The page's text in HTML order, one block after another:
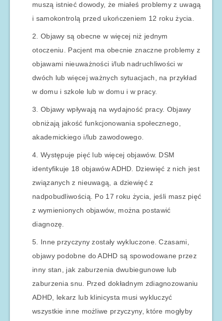
muszą istnieć dowody, że miałeś problemy z uwagą
i samokontrolą przed ukończeniem 12 roku życia.
Objawy są obecne w więcej niż jednym
otoczeniu. Pacjent ma obecnie znaczne problemy z
objawami nieuważności i/lub nadruchliwości w
dwóch lub więcej ważnych sytuacjach, na przykład
w domu i szkole lub w domu i w pracy.
Objawy wpływają na wydajność pracy. Objawy
obniżają jakość funkcjonowania społecznego,
akademickiego i/lub zawodowego.
Występuje pięć lub więcej objawów. DSM
identyfikuje 18 objawów ADHD. Dziewięć z nich jest
związanych z nieuwagą, a dziewięć z
nadpobudliwością. Po 17 roku życia, jeśli masz pięć
z wymienionych objawów, można postawić
diagnozę.
Inne przyczyny zostały wykluczone. Czasami,
objawy podobne do ADHD są spowodowane przez
inny stan, jak zaburzenia dwubiegunowe lub
zaburzenia snu. Przed dokładnym zdiagnozowaniu
ADHD, lekarz lub klinicysta musi wykluczyć
wszystkie inne możliwe przyczyny, które mogłyby